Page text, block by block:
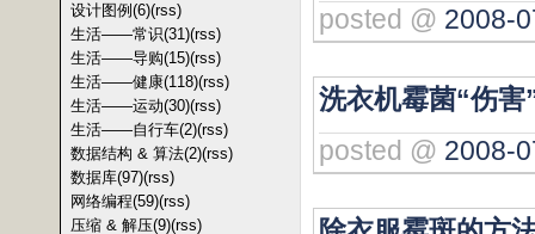
设计图例(6)(rss)
生活——常识(31)(rss)
生活——导购(15)(rss)
生活——健康(118)(rss)
生活——运动(30)(rss)
生活——自行车(2)(rss)
数据结构 & 算法(2)(rss)
数据库(97)(rss)
网络编程(59)(rss)
压缩 & 解压(9)(rss)
posted @ 2008-
洗衣机霉菌“伤害
posted @ 2008-